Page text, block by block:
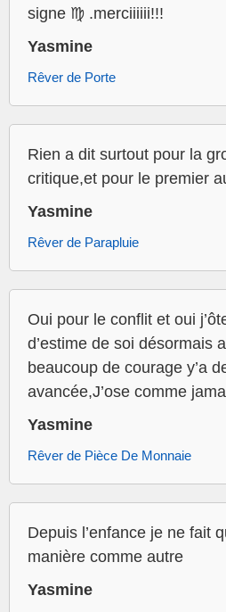
signe ♍️ .merciiiiii!!!
Yasmine
Rêver de Porte
Rien a dit surtout pour la
critique,et pour le premier
Yasmine
Rêver de Parapluie
Oui pour le conflit et oui
d’estime de soi désormais
beaucoup de courage y’a
avancée,J’ose comme
Yasmine
Rêver de Pièce De Monnaie
Depuis l’enfance je ne fait
manière comme autre
Yasmine